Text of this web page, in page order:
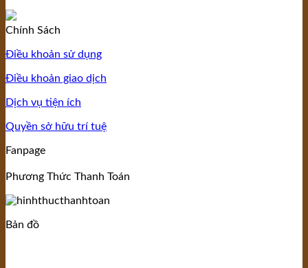
Chính Sách
Điều khoản sử dụng
Điều khoản giao dịch
Dịch vụ tiện ích
Quyền sở hữu trí tuệ
Fanpage
Phương Thức Thanh Toán
Bản đồ